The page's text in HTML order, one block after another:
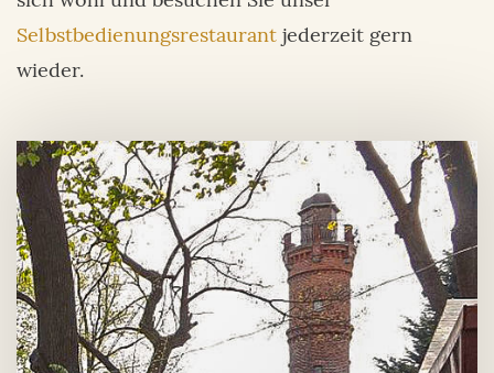
Selbstbedienungsrestaurant jederzeit gern
wieder.